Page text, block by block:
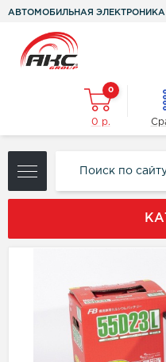
АВТОМОБИЛЬНАЯ ЭЛЕКТРОНИКА
0
0 р.